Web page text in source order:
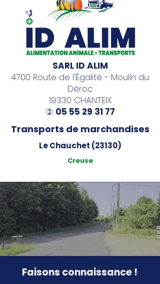
SARL ID ALIM
4700 Route de l'Égalité - Moulin du
Déroc
19330 CHANTEIX
) 05 55 29 31 77
Transports de marchandises
Le Chauchet (23130)
Creuse
Faisons connaissance !